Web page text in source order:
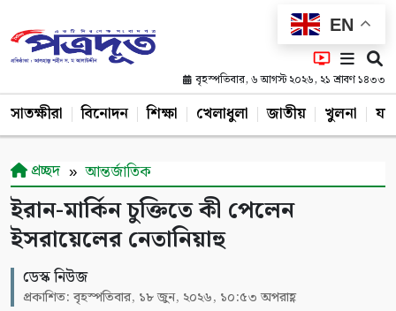
EN
বৃহস্পতিবার, ৬ আগস্ট ২০২৬, ২১ শ্রাবণ ১৪৩৩
সাতক্ষীরা বিনোদন শিক্ষা খেলাধুলা জাতীয় খুলনা
প্রচ্ছদ আন্তর্জাতিক
ইরান-মার্কিন চুক্তিতে কী পেলেন
ইসরায়েলের নেতানিয়াহু
ডেস্ক নিউজ
প্রকাশিত: বৃহস্পতিবার, ১৮ জুন, ২০২৬, ১০:৫৩ অপরাহ্ণ